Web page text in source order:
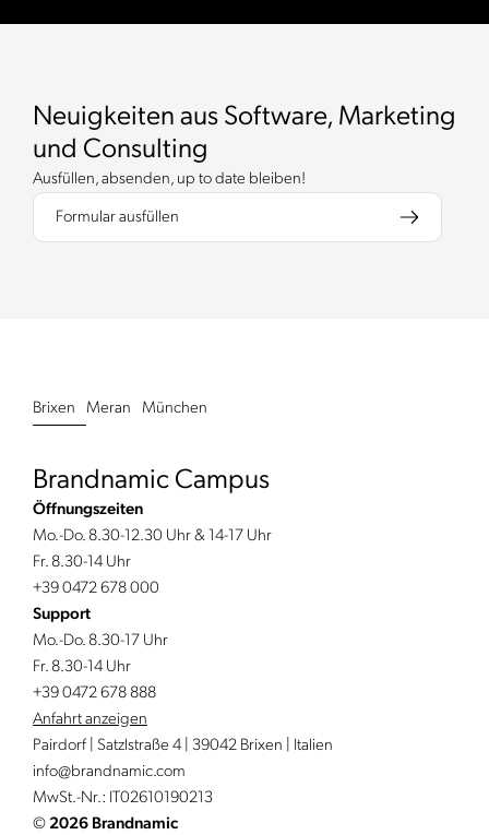
Neuigkeiten aus Software, Marketing
und Consulting
Ausfüllen, absenden, up to date bleiben!
Formular ausfüllen
Brixen Meran München
Brandnamic Campus
Öffnungszeiten
Mo.-Do. 8.30-12.30 Uhr & 14-17 Uhr
Fr. 8.30-14 Uhr
+39 0472 678 000
Support
Mo.-Do. 8.30-17 Uhr
Fr. 8.30-14 Uhr
+39 0472 678 888
Anfahrt anzeigen
Pairdorf | Satzlstraße 4 | 39042 Brixen | Italien
info@brandnamic.com
MwSt.-Nr.: IT02610190213
© 2026 Brandnamic